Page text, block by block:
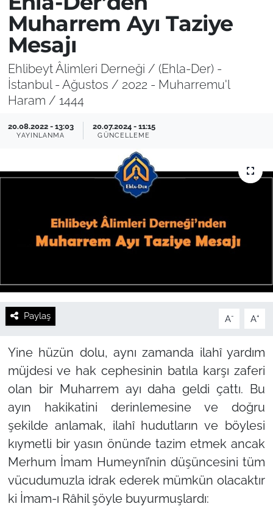
Muharrem Ayı Taziye
Mesajı
Ehlibeyt Âlimleri Derneği / (Ehla-Der) -
İstanbul - Ağustos / 2022 - Muharremu'l
Haram / 1444
20.08.2022 - 13:03
YAYINLANMA
20.07.2024 - 11:15
GÜNCELLEME
Paylaş A- A+
Yine hüzün dolu, aynı zamanda ilahî yardım
müjdesi ve hak cephesinin batıla karşı zaferi
olan bir Muharrem ayı daha geldi çattı. Bu
ayın hakikatini derinlemesine ve doğru
şekilde anlamak, ilahî hudutların ve böylesi
kıymetli bir yasın önünde tazim etmek ancak
Merhum İmam Humeynî’nin düşüncesini tüm
vücudumuzla idrak ederek mümkün olacaktır
ki İmam-ı Râhil şöyle buyurmuşlardı: